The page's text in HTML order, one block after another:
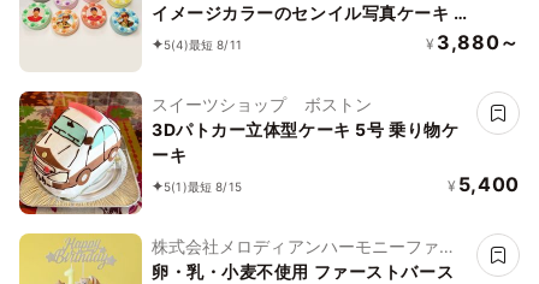
イメージカラーのセンイル写真ケーキ 3
号 1～2名様向け
5(4)最短 8/11 ¥ 3,880～
スイーツショップ ボストン
3Dパトカー立体型ケーキ 5号 乗り物ケ
ーキ
5(1)最短 8/15 ¥ 5,400
株式会社メロディアンハーモニーファイ
ン
卵・乳・小麦不使用 ファーストバース